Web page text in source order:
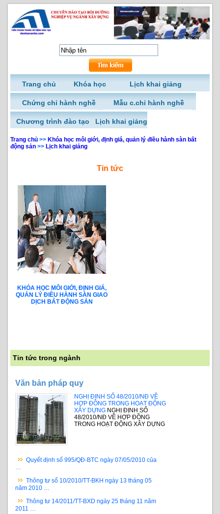
Trang chủ Khóa học Lịch khai giảng
Chứng chỉ hành nghề Mẫu c.chỉ hành nghề
Chương trình đào tạo Lịch khai giảng
Trang chủ>> Khóa học môi giới, định giá, quản lý điều hành sàn bất
động sản>> Lịch khai giảng
Tin tức
KHÓA HỌC MÔI GIỚI, ĐỊNH GIÁ,
QUẢN LÝ ĐIỀU HÀNH SÀN GIAO
DỊCH BẤT ĐỘNG SẢN
Tin tức trong ngành
Văn bản pháp quy
NGHỊ ĐỊNH SỐ 48/2010/NĐ VỀ
HỢP ĐỒNG TRONG HOẠT ĐỘNG
XÂY DỰNG NGHỊ ĐỊNH SỐ
48/2010/NĐ VỀ HỢP ĐỒNG
TRONG HOẠT ĐỘNG XÂY DỰNG
Quyết định số 995/QĐ-BTC ngày 07/05/2010 của
…
Thông tư số 10/2010/TT-BKH ngày 13 tháng 05
năm 2010 …
Thông tư 14/2011/TT-BXD ngày 25 tháng 11 năm
2011 …